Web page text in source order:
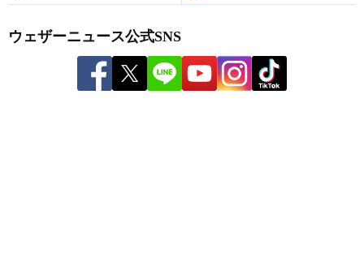
ウェザーニュース公式SNS